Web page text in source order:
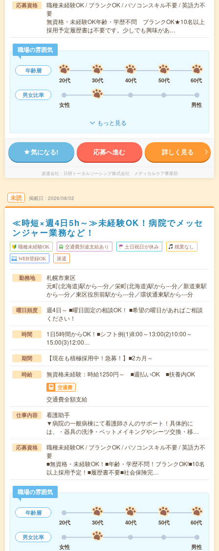
応募資格
職種未経験OK / ブランクOK / パソコンスキル不要 / 英語力不
要
無資格・未経験OK年齢・学歴不問 ブランクOK★10名以上
採用予定履歴書は不要です。少しでも興味があ…
職場の雰囲気
年齢層
20代
30代 40代 50代
60代
男女比率
女性
男性
もっと見る
気になる! 応募へ進む 詳しく見る
派遣会社 日研トータルソーシング株式会社 メディカルケア事業部
未読 掲載日 2026/08/02
≪時短×週4日5h～≫未経験OK！病院でメッセ
ンジャー業務など！
職種未経験OK 交通費別途支給あり 土日祝日が休み 残業なし
WEB登録OK 派遣
勤務地
札幌市東区
元町(北海道)駅から---分／栄町(北海道)駅から---分／新道東駅
から---分／東区役所前駅から---分／環状通東駅から---分
曜日頻度
週4日～ ■曜日固定の相談OK！ ■希望の曜日があればご相談
ください！
時間
1日5時間からOK！■シフト例(1)8:00～13:00(2)10:00～
15:00(3)12:00…
期間 【現在も積極採用中！急募！】■2カ月～
時給 無資格未経験：時給1250円～ ■週払いOK ■扶養内OK
交通費
交通費全額支給
仕事内容
看護助手
▼病院の一般病棟にて看護師さんのサポート！具体的に
は、・器具の洗浄・ベットメイキングやシーツ交換・移…
応募資格
職種未経験OK / ブランクOK / パソコンスキル不要 / 英語力不
要
■無資格・未経験OK！■年齢・学歴不問！ブランクOK!■10名
以上採用予定！■履歴書不要■社会保険完…
職場の雰囲気
年齢層
20代
30代 40代 50代
60代
男女比率
女性
男性